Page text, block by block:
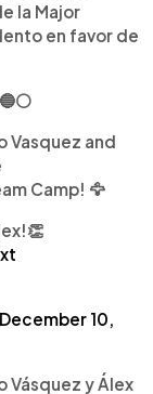
la Major
en favor de
🔵⚪️
Vasquez and
Camp! 🦅
December 10,
Vásquez y Álex